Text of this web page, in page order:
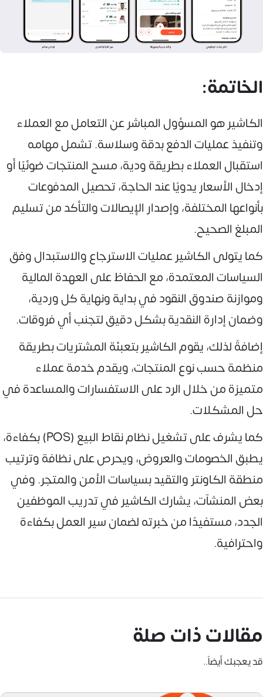
الخاتمة:
الكاشير هو المسؤول المباشر عن التعامل مع العملاء
وتنفيذ عمليات الدفع بدقة وسلاسة. تشمل مهامه
استقبال العملاء بطريقة ودية، مسح المنتجات ضوئيًا أو
إدخال الأسعار يدويًا عند الحاجة، تحصيل المدفوعات
بأنواعها المختلفة، وإصدار الإيصالات والتأكد من تسليم
المبلغ الصحيح.
كما يتولى الكاشير عمليات الاسترجاع والاستبدال وفق
السياسات المعتمدة، مع الحفاظ على العهدة المالية
وموازنة صندوق النقود في بداية ونهاية كل وردية،
وضمان إدارة النقدية بشكل دقيق لتجنب أي فروقات.
إضافةً لذلك، يقوم الكاشير بتعبئة المشتريات بطريقة
منظمة حسب نوع المنتجات، ويقدم خدمة عملاء
متميزة من خلال الرد على الاستفسارات والمساعدة في
حل المشكلات.
كما يشرف على تشغيل نظام نقاط البيع (POS) بكفاءة،
يطبق الخصومات والعروض، ويحرص على نظافة وترتيب
منطقة الكاونتر والتقيد بسياسات الأمن والمتجر. وفي
بعض المنشآت، يشارك الكاشير في تدريب الموظفين
الجدد، مستفيدًا من خبرته لضمان سير العمل بكفاءة
واحترافية.
مقالات ذات صلة
قد يعجبك أيضاً..